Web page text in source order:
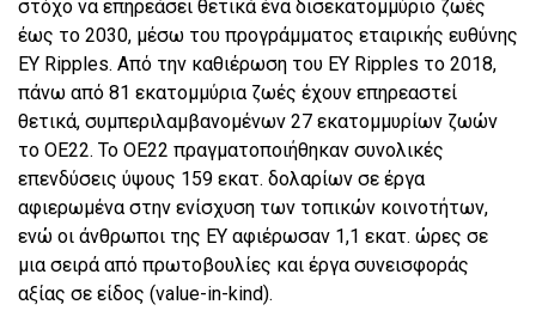
στόχο να επηρεάσει θετικά ένα δισεκατομμύριο ζωές
έως το 2030, μέσω του προγράμματος εταιρικής ευθύνης
EY Ripples. Από την καθιέρωση του EY Ripples το 2018,
πάνω από 81 εκατομμύρια ζωές έχουν επηρεαστεί
θετικά, συμπεριλαμβανομένων 27 εκατομμυρίων ζωών
το ΟΕ22. Το ΟΕ22 πραγματοποιήθηκαν συνολικές
επενδύσεις ύψους 159 εκατ. δολαρίων σε έργα
αφιερωμένα στην ενίσχυση των τοπικών κοινοτήτων,
ενώ οι άνθρωποι της ΕΥ αφιέρωσαν 1,1 εκατ. ώρες σε
μια σειρά από πρωτοβουλίες και έργα συνεισφοράς
αξίας σε είδος (value-in-kind).